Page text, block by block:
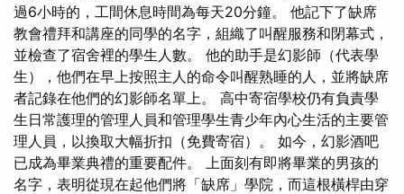
過6小時的，工間休息時間為每天20分鐘。 他記下了缺席
教會禮拜和講座的同學的名字，組織了叫醒服務和閉幕式，
並檢查了宿舍裡的學生人數。 他的助手是幻影師（代表學
生），他們在早上按照主人的命令叫醒熟睡的人，並將缺席
者記錄在他們的幻影師名單上。 高中寄宿學校仍有負責學
生日常護理的管理人員和管理學生青少年內心生活的主要管
理人員，以換取大幅折扣（免費寄宿）。 如今，幻影酒吧
已成為畢業典禮的重要配件。 上面刻有即將畢業的男孩的
名字，表明從現在起他們將「缺席」學院，而這根橫桿由穿